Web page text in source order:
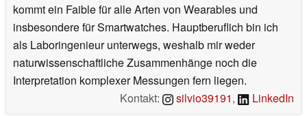
kommt ein Faible für alle Arten von Wearables und
insbesondere für Smartwatches. Hauptberuflich bin ich
als Laboringenieur unterwegs, weshalb mir weder
naturwissenschaftliche Zusammenhänge noch die
Interpretation komplexer Messungen fern liegen.
Kontakt:
silvio39191, LinkedIn